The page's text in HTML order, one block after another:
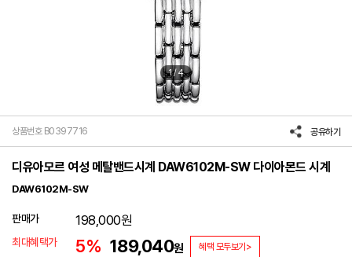
1/4
상품번호 B0397716 공유하기
디유아모르 여성 메탈밴드시계 DAW6102M-SW 다이아몬드 시계
DAW6102M-SW
판매가 198,000원
최대혜택가 5% 189,040원 혜택 모두보기>